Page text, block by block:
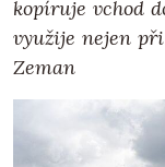
kopíruje vchod
využije nejen
Zeman